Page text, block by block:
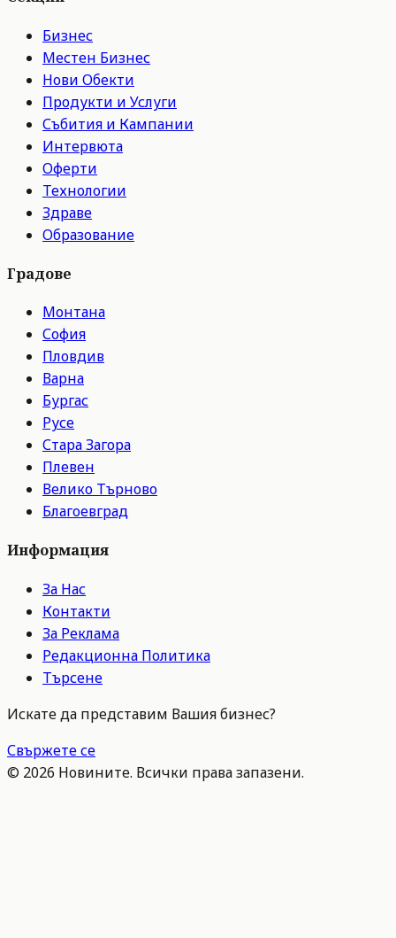
Бизнес
Местен Бизнес
Нови Обекти
Продукти и Услуги
Събития и Кампании
Интервюта
Оферти
Технологии
Здраве
Образование
Градове
Монтана
София
Пловдив
Варна
Бургас
Русе
Стара Загора
Плевен
Велико Търново
Благоевград
Информация
За Нас
Контакти
За Реклама
Редакционна Политика
Търсене
Искате да представим Вашия бизнес?
Свържете се
© 2026 Новините. Всички права запазени.